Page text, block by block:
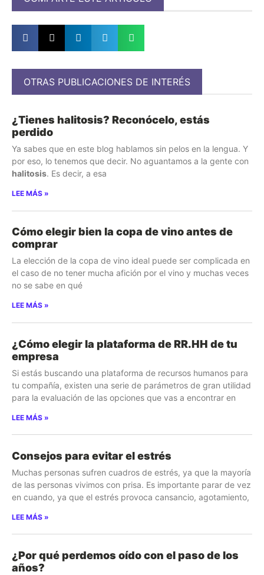
OTRAS PUBLICACIONES DE INTERÉS
¿Tienes halitosis? Reconócelo, estás
perdido
Ya sabes que en este blog hablamos sin pelos en la lengua. Y
por eso, lo tenemos que decir. No aguantamos a la gente con
halitosis. Es decir, a esa
LEE MÁS »
Cómo elegir bien la copa de vino antes de
comprar
La elección de la copa de vino ideal puede ser complicada en
el caso de no tener mucha afición por el vino y muchas veces
no se sabe en qué
LEE MÁS »
¿Cómo elegir la plataforma de RR.HH de tu
empresa
Si estás buscando una plataforma de recursos humanos para
tu compañía, existen una serie de parámetros de gran utilidad
para la evaluación de las opciones que vas a encontrar en
LEE MÁS »
Consejos para evitar el estrés
Muchas personas sufren cuadros de estrés, ya que la mayoría
de las personas vivimos con prisa. Es importante parar de vez
en cuando, ya que el estrés provoca cansancio, agotamiento,
LEE MÁS »
¿Por qué perdemos oído con el paso de los
años?